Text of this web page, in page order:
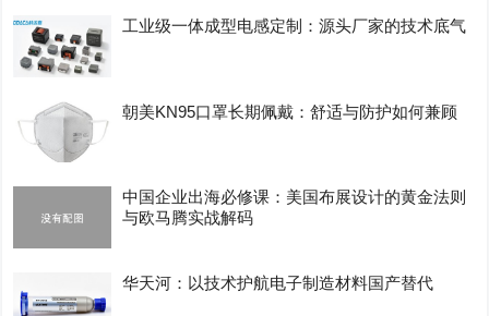
工业级一体成型电感定制：源头厂家的技术底气
朝美KN95口罩长期佩戴：舒适与防护如何兼顾
中国企业出海必修课：美国布展设计的黄金法则
与欧马腾实战解码
华天河：以技术护航电子制造材料国产替代